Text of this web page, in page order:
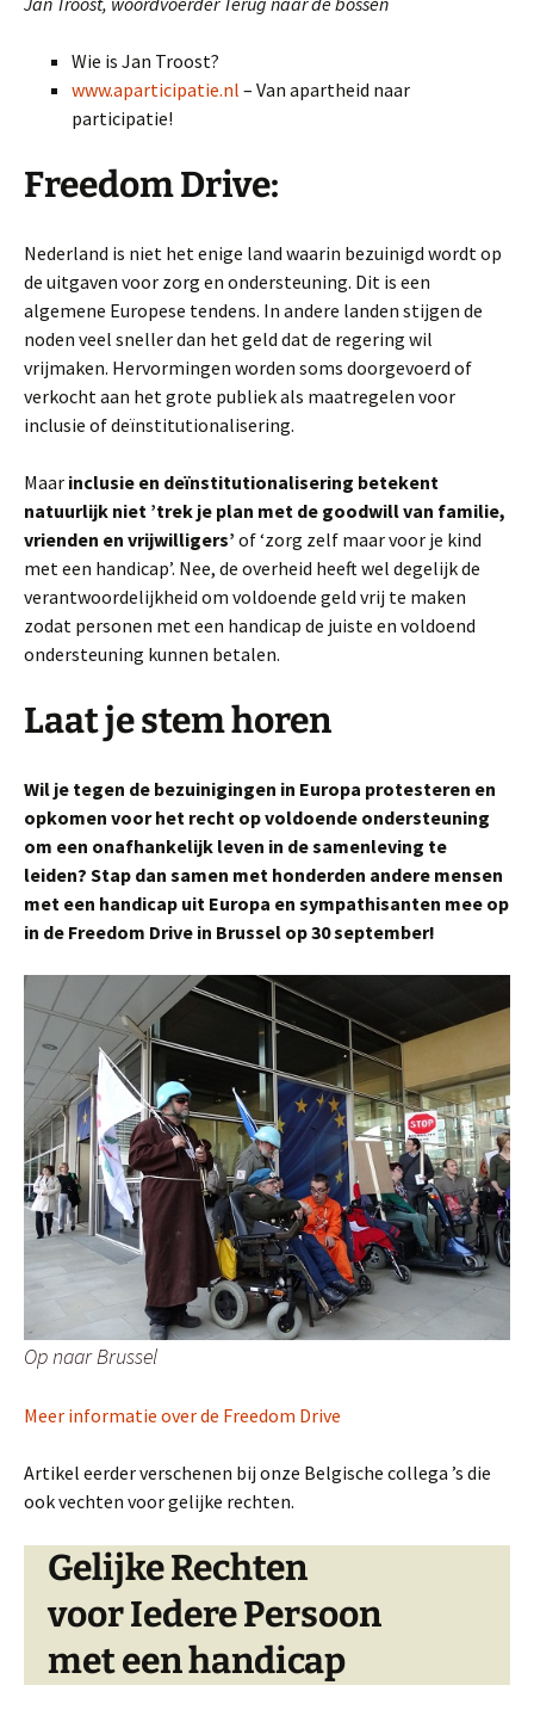
Wie is Jan Troost?
www.aparticipatie.nl – Van apartheid naar
participatie!
Freedom Drive:
Nederland is niet het enige land waarin bezuinigd wordt op
de uitgaven voor zorg en ondersteuning. Dit is een
algemene Europese tendens. In andere landen stijgen de
noden veel sneller dan het geld dat de regering wil
vrijmaken. Hervormingen worden soms doorgevoerd of
verkocht aan het grote publiek als maatregelen voor
inclusie of deïnstitutionalisering.
Maar inclusie en deïnstitutionalisering betekent
natuurlijk niet ’trek je plan met de goodwill van familie,
vrienden en vrijwilligers’ of ‘zorg zelf maar voor je kind
met een handicap’. Nee, de overheid heeft wel degelijk de
verantwoordelijkheid om voldoende geld vrij te maken
zodat personen met een handicap de juiste en voldoend
ondersteuning kunnen betalen.
Laat je stem horen
Wil je tegen de bezuinigingen in Europa protesteren en
opkomen voor het recht op voldoende ondersteuning
om een onafhankelijk leven in de samenleving te
leiden? Stap dan samen met honderden andere mensen
met een handicap uit Europa en sympathisanten mee op
in de Freedom Drive in Brussel op 30 september!
Op naar Brussel
Meer informatie over de Freedom Drive
Artikel eerder verschenen bij onze Belgische collega ’s die
ook vechten voor gelijke rechten.
Gelijke Rechten
voor Iedere Persoon
met een handicap